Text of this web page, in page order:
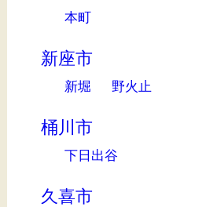
本町
新座市
新堀 野火止
桶川市
下日出谷
久喜市